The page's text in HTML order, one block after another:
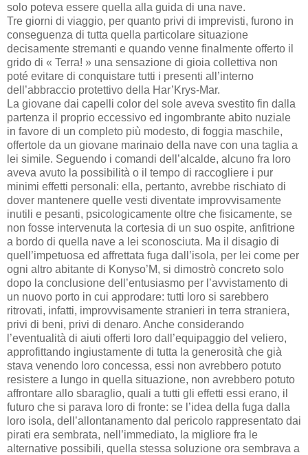
solo poteva essere quella alla guida di una nave.
Tre giorni di viaggio, per quanto privi di imprevisti, furono in
conseguenza di tutta quella particolare situazione
decisamente stremanti e quando venne finalmente offerto il
grido di « Terra! » una sensazione di gioia collettiva non
poté evitare di conquistare tutti i presenti all’interno
dell’abbraccio protettivo della Har’Krys-Mar.
La giovane dai capelli color del sole aveva svestito fin dalla
partenza il proprio eccessivo ed ingombrante abito nuziale
in favore di un completo più modesto, di foggia maschile,
offertole da un giovane marinaio della nave con una taglia a
lei simile. Seguendo i comandi dell’alcalde, alcuno fra loro
aveva avuto la possibilità o il tempo di raccogliere i pur
minimi effetti personali: ella, pertanto, avrebbe rischiato di
dover mantenere quelle vesti diventate improvvisamente
inutili e pesanti, psicologicamente oltre che fisicamente, se
non fosse intervenuta la cortesia di un suo ospite, anfitrione
a bordo di quella nave a lei sconosciuta. Ma il disagio di
quell’impetuosa ed affrettata fuga dall’isola, per lei come per
ogni altro abitante di Konyso’M, si dimostrò concreto solo
dopo la conclusione dell’entusiasmo per l’avvistamento di
un nuovo porto in cui approdare: tutti loro si sarebbero
ritrovati, infatti, improvvisamente stranieri in terra straniera,
privi di beni, privi di denaro. Anche considerando
l’eventualità di aiuti offerti loro dall’equipaggio del veliero,
approfittando ingiustamente di tutta la generosità che già
stava venendo loro concessa, essi non avrebbero potuto
resistere a lungo in quella situazione, non avrebbero potuto
affrontare allo sbaraglio, quali a tutti gli effetti essi erano, il
futuro che si parava loro di fronte: se l’idea della fuga dalla
loro isola, dell’allontanamento dal pericolo rappresentato dai
pirati era sembrata, nell’immediato, la migliore fra le
alternative possibili, quella stessa soluzione ora sembrava a